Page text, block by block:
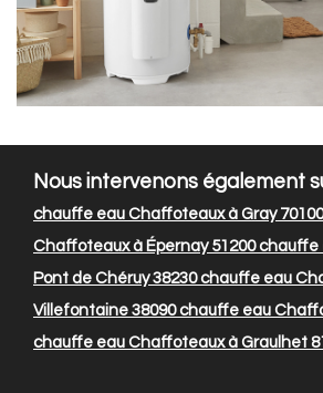
Nous intervenons également
chauffe eau Chaffoteaux à Gray 70100
Chaffoteaux à Épernay 51200chauffe
Pont de Chéruy 38230chauffe eau
Villefontaine 38090chauffe eau
chauffe eau Chaffoteaux à Graulhet